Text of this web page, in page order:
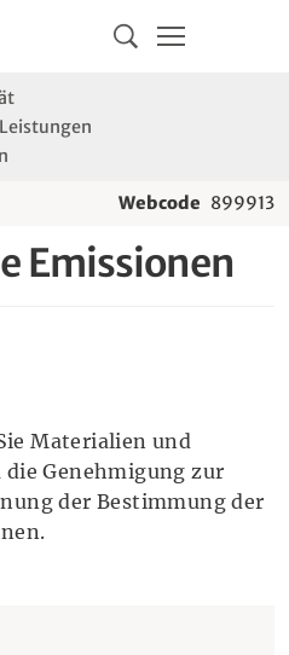
Navigation
Webcode 899913
Emissionen
Materialien und
Genehmigung zur
der Bestimmung der